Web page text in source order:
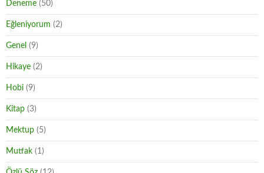
Deneme (50)
Eğleniyorum (2)
Genel (9)
Hikaye (2)
Hobi (9)
Kitap (3)
Mektup (5)
Mutfak (1)